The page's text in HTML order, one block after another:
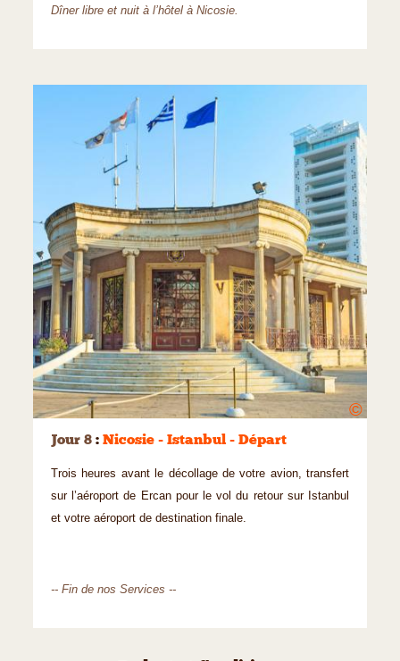
Dîner libre et nuit à l’hôtel à Nicosie.
©
Jour 8 : Nicosie - Istanbul - Départ
Trois heures avant le décollage de votre avion, transfert
sur l’aéroport de Ercan pour le vol du retour sur Istanbul
et votre aéroport de destination finale.
-- Fin de nos Services --